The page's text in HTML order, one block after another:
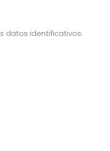
datos identificativos: